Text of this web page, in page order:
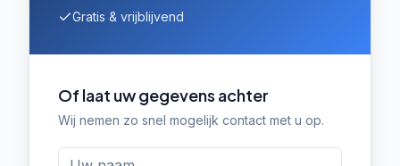
Gratis & vrijblijvend
Of laat uw gegevens achter
Wij nemen zo snel mogelijk contact met u op.